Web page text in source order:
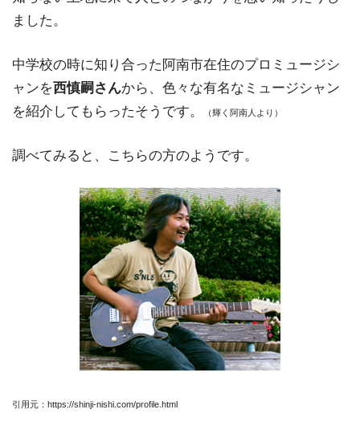
ました。
中学校の時に知り合った阿南市在住のプロミュージシ
ャンを西慎嗣さんから、色々な有名なミュージシャン
を紹介してもらったそうです。
（輝く阿南人より）
調べてみると、こちらの方のようです。
引用元：https://shinji-nishi.com/profile.html